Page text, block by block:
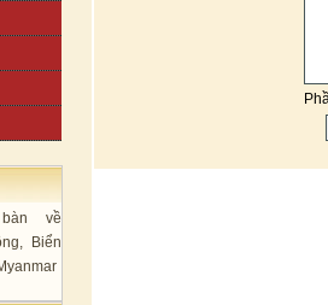
bàn về
Biển